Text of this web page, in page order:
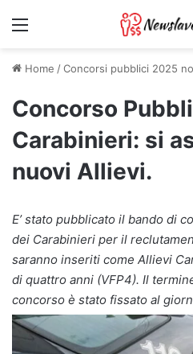
Menu
Home /Concorsi pubblici 2025
Concorso
Carabinieri: si
nuovi Allievi.
E’ stato pubblicato il bando di
dei Carabinieri per il
saranno inseriti come Allievi
di quattro anni (VFP4). Il
concorso è stato fissato al